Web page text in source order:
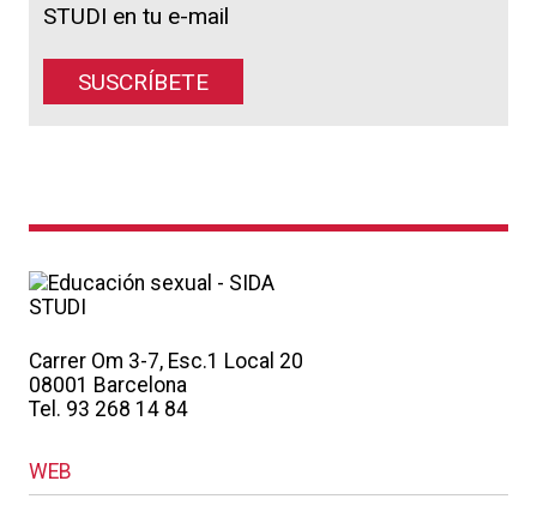
STUDI en tu e-mail
SUSCRÍBETE
Carrer Om 3-7, Esc.1 Local 20
08001 Barcelona
Tel. 93 268 14 84
WEB